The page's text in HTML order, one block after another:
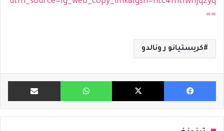
==
كريستيانو ر ونالدو
فيسبوك X واتساب مشاركة